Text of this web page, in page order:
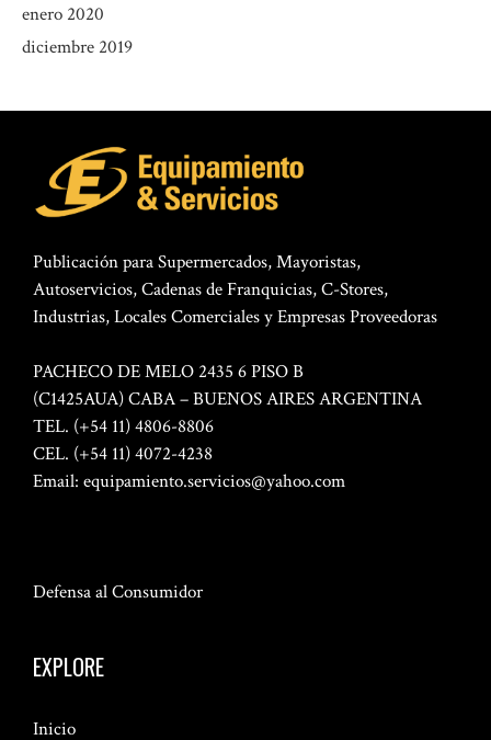
enero 2020
diciembre 2019
Publicación para Supermercados, Mayoristas,
Autoservicios, Cadenas de Franquicias, C-Stores,
Industrias, Locales Comerciales y Empresas Proveedoras
PACHECO DE MELO 2435 6 PISO B
(C1425AUA) CABA – BUENOS AIRES ARGENTINA
TEL. (+54 11) 4806-8806
CEL. (+54 11) 4072-4238
Email: equipamiento.servicios@yahoo.com
Defensa al Consumidor
EXPLORE
Inicio